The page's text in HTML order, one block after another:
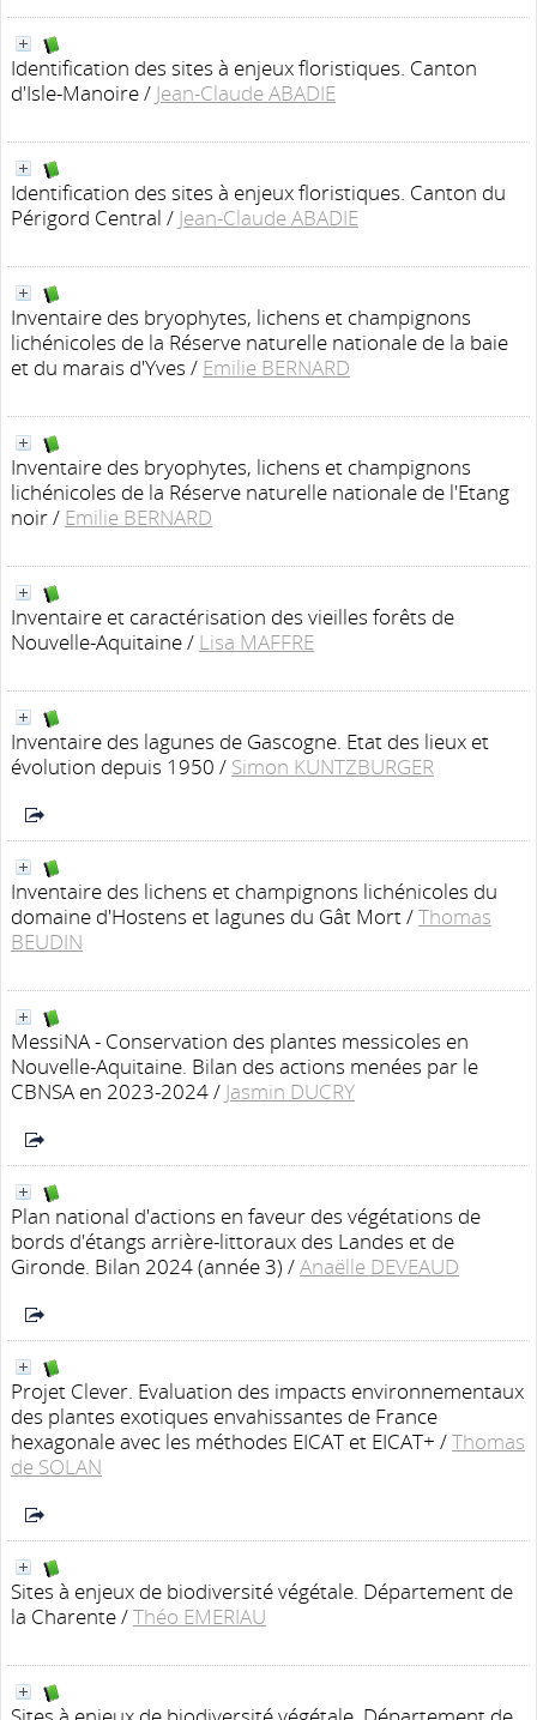
Identification des sites à enjeux floristiques. Canton
d'Isle-Manoire/ Jean-Claude ABADIE
Identification des sites à enjeux floristiques. Canton du
Périgord Central / Jean-Claude ABADIE
Inventaire des bryophytes, lichens et champignons
lichénicoles de la Réserve naturelle nationale de la baie
et du marais d'Yves / Emilie BERNARD
Inventaire des bryophytes, lichens et champignons
lichénicoles de la Réserve naturelle nationale de l'Etang
noir/ Emilie BERNARD
Inventaire et caractérisation des vieilles forêts de
Nouvelle-Aquitaine/ Lisa MAFFRE
Inventaire des lagunes de Gascogne. Etat des lieux et
évolution depuis 1950 / Simon KUNTZBURGER
Inventaire des lichens et champignons lichénicoles du
domaine d'Hostens et lagunes du Gât Mort/Thomas
BEUDIN
MessiNA - Conservation des plantes messicoles en
Nouvelle-Aquitaine. Bilan des actions menées par le
CBNSA en 2023-2024/ Jasmin DUCRY
Plan national d'actions en faveur des végétations de
bords d'étangs arrière-littoraux des Landes et de
Gironde. Bilan 2024 (année 3) /Anaëlle DEVEAUD
Projet Clever. Evaluation des impacts environnementaux
des plantes exotiques envahissantes de France
hexagonale avec les méthodes EICAT et EICAT+ /Thomas
de SOLAN
Sites à enjeux de biodiversité végétale. Département de
la Charente/Théo EMERIAU